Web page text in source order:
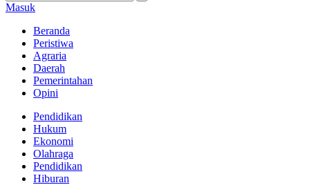
Masuk
Beranda
Peristiwa
Agraria
Daerah
Pemerintahan
Opini
Pendidikan
Hukum
Ekonomi
Olahraga
Pendidikan
Hiburan